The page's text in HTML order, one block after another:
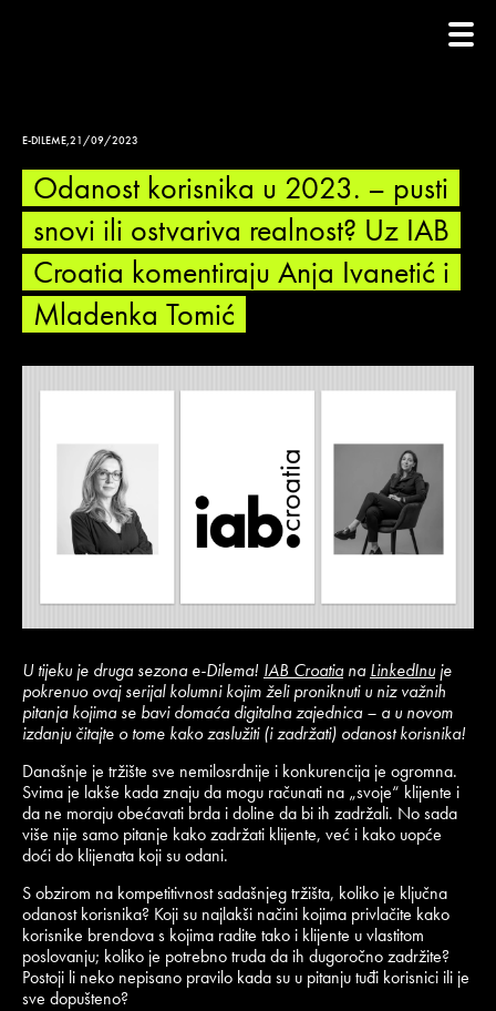
E-DILEME,21/09/2023
Odanost korisnika u 2023. – pusti
snovi ili ostvariva realnost? Uz IAB
Croatia komentiraju Anja Ivanetić i
Mladenka Tomić
U tijeku je druga sezona e-Dilema! IAB CroatianaLinkedInuje
pokrenuo ovaj serijal kolumni kojim želi proniknuti u niz važnih
pitanja kojima se bavi domaća digitalna zajednica – a u novom
izdanju čitajte o tome kako zaslužiti (i zadržati) odanost korisnika!
Današnje je tržište sve nemilosrdnije i konkurencija je ogromna.
Svima je lakše kada znaju da mogu računati na „svoje“ klijente i
da ne moraju obećavati brda i doline da bi ih zadržali. No sada
više nije samo pitanje kako zadržati klijente, već i kako uopće
doći do klijenata koji su odani.
S obzirom na kompetitivnost sadašnjeg tržišta, koliko je ključna
odanost korisnika? Koji su najlakši načini kojima privlačite kako
korisnike brendova s kojima radite tako i klijente u vlastitom
poslovanju; koliko je potrebno truda da ih dugoročno zadržite?
Postoji li neko nepisano pravilo kada su u pitanju tuđi korisnici ili je
sve dopušteno?